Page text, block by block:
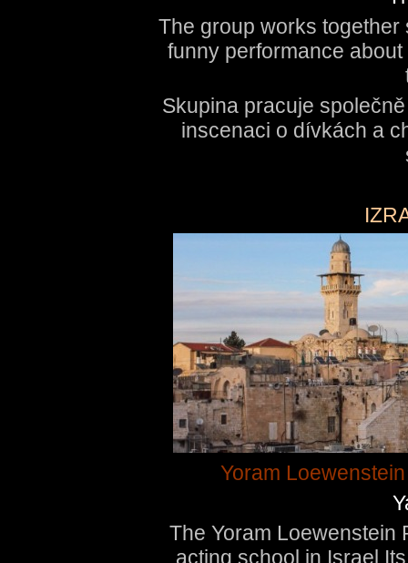
The group works
funny performance
Skupina pracuje
inscenaci o dívkách a
Yoram
The Yoram Loewenstein
acting school in Israel